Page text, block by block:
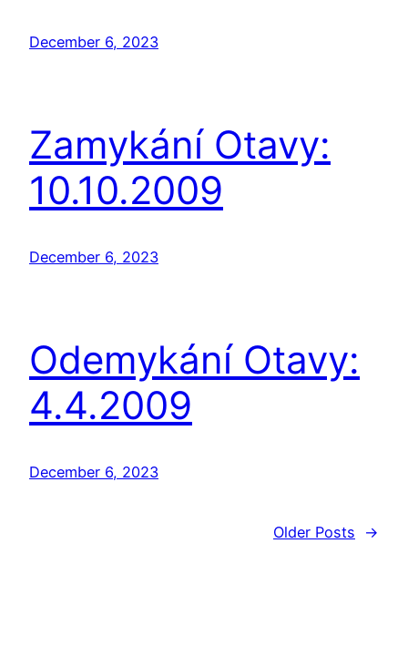
December 6, 2023
Zamykání Otavy:
10.10.2009
December 6, 2023
Odemykání Otavy:
4.4.2009
December 6, 2023
Older Posts →